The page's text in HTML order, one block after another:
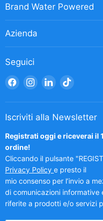
Brand Water Powered
Azienda
Seguici
Trovaci
Facebook
Trovaci
Instagram
Trovaci
LinkedIn
Trovaci
TikTok
Iscriviti alla Newsletter
Registrati oggi e riceverai il
ordine!
Cliccando il pulsante
Privacy Policy e presto il
mio consenso per l’invio a
di comunicazioni informative
riferite a prodotti e/o servizi